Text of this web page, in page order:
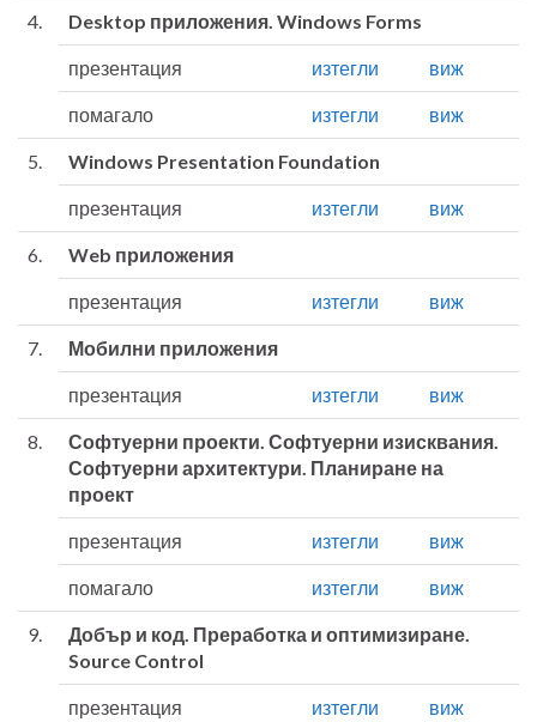
4. Desktop приложения. Windows Forms
презентация изтегли виж
помагало изтегли виж
5. Windows Presentation Foundation
презентация изтегли виж
6. Web приложения
презентация изтегли виж
7. Мобилни приложения
презентация изтегли виж
8.
Софтуерни проекти. Софтуерни изисквания.
Софтуерни архитектури. Планиране на
проект
презентация изтегли виж
помагало изтегли виж
9.
Добър и код. Преработка и оптимизиране.
Source Control
презентация изтегли виж